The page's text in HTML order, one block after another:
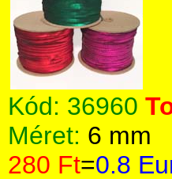
Kód: 36960
Méret: 6 mm
280 Ft=0.8